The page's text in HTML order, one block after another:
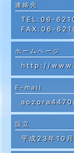
連絡先
TEL:06-
FAX:06-
ホームページ
http://
E-mail
設立
平成23年10